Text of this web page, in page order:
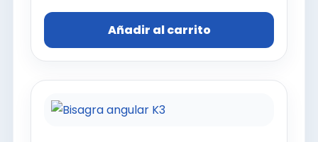
Añadir al carrito